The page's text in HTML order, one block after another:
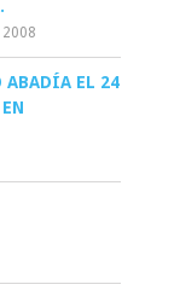
2008
ABADÍA EL 24